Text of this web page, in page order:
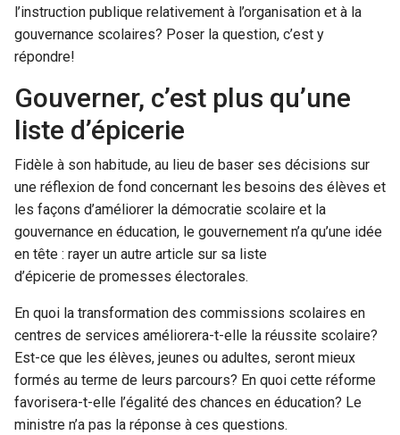
l’instruction publique relativement à l’organisation et à la
gouvernance scolaires? Poser la question, c’est y
répondre!
Gouverner, c’est plus qu’une
liste d’épicerie
Fidèle à son habitude, au lieu de baser ses décisions sur
une réflexion de fond concernant les besoins des élèves et
les façons d’améliorer la démocratie scolaire et la
gouvernance en éducation, le gouvernement n’a qu’une idée
en tête : rayer un autre article sur sa liste
d’épicerie de promesses électorales.
En quoi la transformation des commissions scolaires en
centres de services améliorera-t-elle la réussite scolaire?
Est-ce que les élèves, jeunes ou adultes, seront mieux
formés au terme de leurs parcours? En quoi cette réforme
favorisera-t-elle l’égalité des chances en éducation? Le
ministre n’a pas la réponse à ces questions.